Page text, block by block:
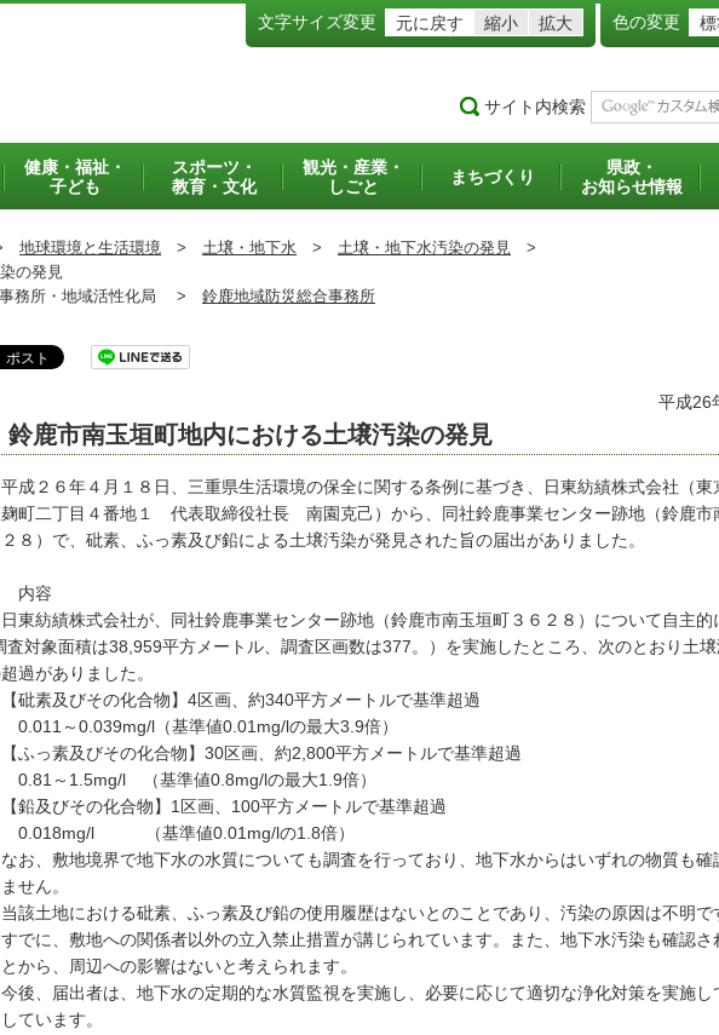
文字サイズ変更 元に戻す 縮小 拡大 色の変更
サイト内検索
健康・福祉・
子ども
スポーツ・
教育・文化
観光・産業・
しごと
まちづくり
県政・
お知らせ情報
地球環境と生活環境 > 土壌・地下水 > 土壌・地下水汚染の発見 >
の発見
務所・地域活性化局 > 鈴鹿地域防災総合事務所
平成26
鈴鹿市南玉垣町地内における土壌汚染の発見
成２６年４月１８日、三重県生活環境の保全に関する条例に基づき、日東紡績株式会社（東
麹町二丁目４番地１ 代表取締役社長 南園克己）から、同社鈴鹿事業センター跡地（鈴鹿市
２８）で、砒素、ふっ素及び鉛による土壌汚染が発見された旨の届出がありました。
内容
東紡績株式会社が、同社鈴鹿事業センター跡地（鈴鹿市南玉垣町３６２８）について自主的
査対象面積は38,959平方メートル、調査区画数は377。）を実施したところ、次のとおり土
過がありました。
砒素及びその化合物】4区画、約340平方メートルで基準超過
～0.039mg/l（基準値0.01mg/lの最大3.9倍）
ふっ素及びその化合物】30区画、約2,800平方メートルで基準超過
～1.5mg/l （基準値0.8mg/lの最大1.9倍）
鉛及びその化合物】1区画、100平方メートルで基準超過
l （基準値0.01mg/lの1.8倍）
お、敷地境界で地下水の水質についても調査を行っており、地下水からはいずれの物質も確
せん。
該土地における砒素、ふっ素及び鉛の使用履歴はないとのことであり、汚染の原因は不明で
でに、敷地への関係者以外の立入禁止措置が講じられています。また、地下水汚染も確認さ
から、周辺への影響はないと考えられます。
後、届出者は、地下水の定期的な水質監視を実施し、必要に応じて適切な浄化対策を実施し
ています。